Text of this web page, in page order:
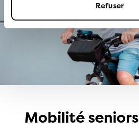
Refuser
Mobilité seniors